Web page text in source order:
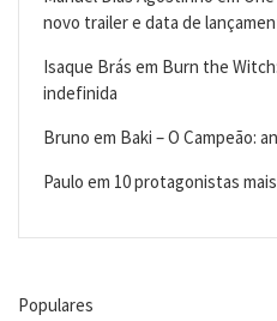
novo trailer e data de
Isaque Brás em Burn the
indefinida
Bruno em Baki – O Campeão:
Paulo em 10 protagonistas
Populares